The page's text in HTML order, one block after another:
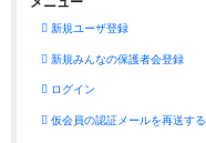
メニュー
新規ユーザ登録
新規みんなの保護者会登録
ログイン
仮会員の認証メールを再送する